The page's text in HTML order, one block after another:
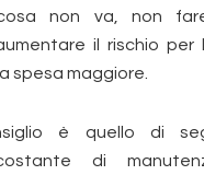
non va, non
il rischio per
spesa maggiore.
è quello di
di